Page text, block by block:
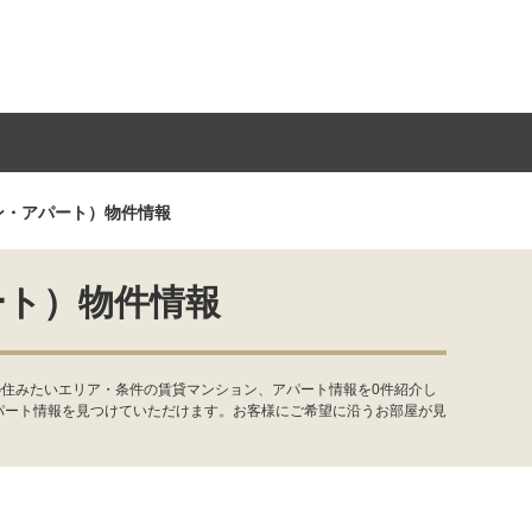
アパート）物件情報
）物件情報
みたいエリア・条件の賃貸マンション、アパート情報を0件紹介し
ト情報を見つけていただけます。お客様にご希望に沿うお部屋が見